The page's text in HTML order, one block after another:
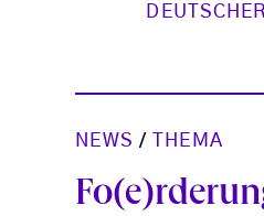
NEWS / THEMA